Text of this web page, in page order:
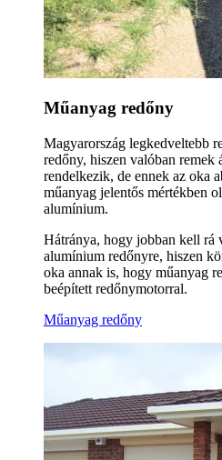
Műanyag redőny
Magyarország legkedveltebb
redőny, hiszen valóban remek
rendelkezik, de ennek az oka
műanyag jelentős mértékben
alumínium.
Hátránya, hogy jobban kell rá
alumínium redőnyre, hiszen
oka annak is, hogy műanyag
beépített redőnymotorral.
Műanyag redőny